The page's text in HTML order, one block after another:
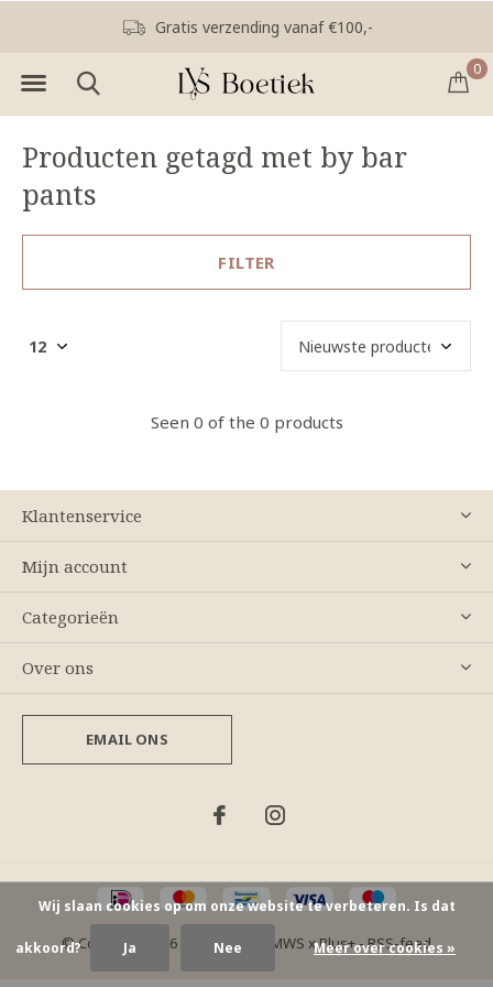
0
Gratis verzending vanaf €100,-
Producten getagd met by bar
pants
FILTER
Seen 0 of the 0 products
Klantenservice
Mijn account
Categorieën
Over ons
EMAIL ONS
© Copyright 2026 - Theme By DMWS xPlus+-RSS-feed
Wij slaan cookies op om onze website te verbeteren. Is dat
akkoord? Ja Nee Meer over cookies »